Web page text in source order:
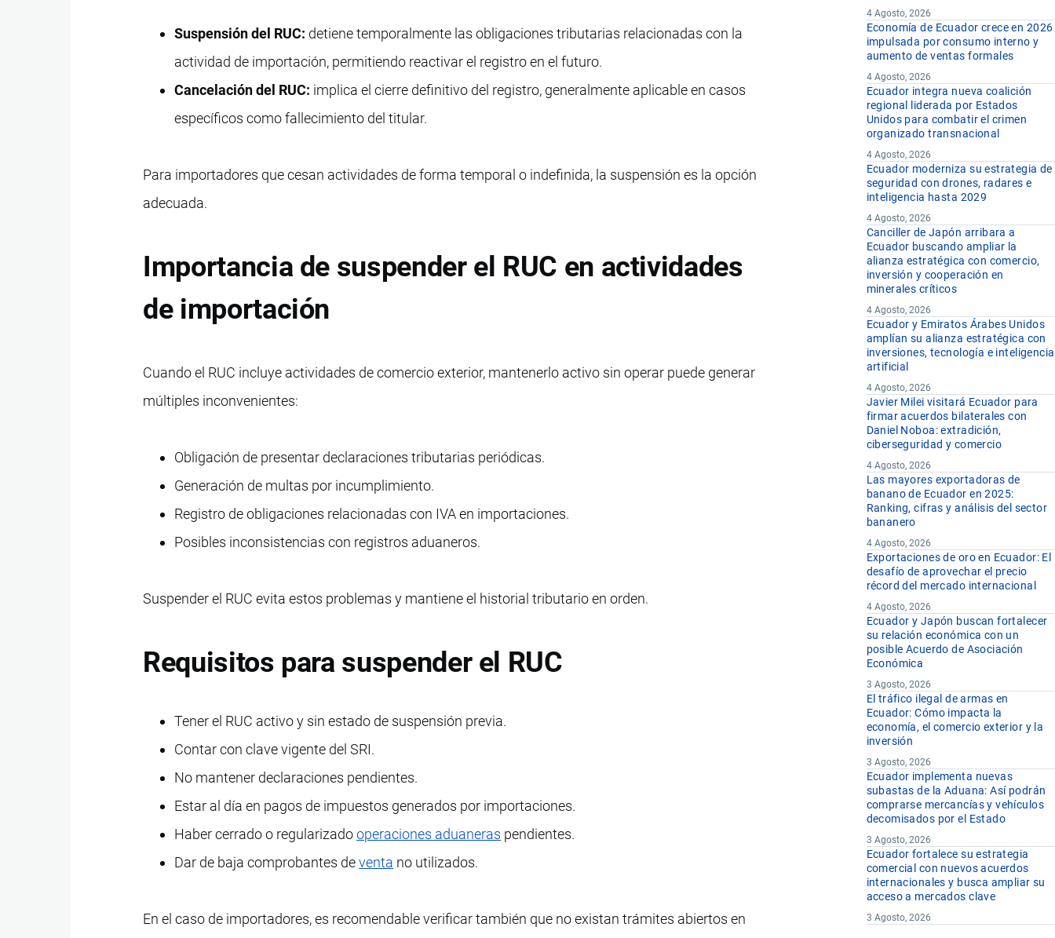
Suspensión del RUC: detiene temporalmente las obligaciones tributarias relacionadas con la
actividad de importación, permitiendo reactivar el registro en el futuro.
Cancelación del RUC: implica el cierre definitivo del registro, generalmente aplicable en casos
específicos como fallecimiento del titular.
Para importadores que cesan actividades de forma temporal o indefinida, la suspensión es la opción
adecuada.
Importancia de suspender el RUC en actividades
de importación
Cuando el RUC incluye actividades de comercio exterior, mantenerlo activo sin operar puede generar
múltiples inconvenientes:
Obligación de presentar declaraciones tributarias periódicas.
Generación de multas por incumplimiento.
Registro de obligaciones relacionadas con IVA en importaciones.
Posibles inconsistencias con registros aduaneros.
Suspender el RUC evita estos problemas y mantiene el historial tributario en orden.
Requisitos para suspender el RUC
Tener el RUC activo y sin estado de suspensión previa.
Contar con clave vigente del SRI.
No mantener declaraciones pendientes.
Estar al día en pagos de impuestos generados por importaciones.
Haber cerrado o regularizadooperaciones aduaneras pendientes.
Dar de baja comprobantes deventa no utilizados.
En el caso de importadores, es recomendable verificar también que no existan trámites abiertos en
4 Agosto, 2026
Economía de Ecuador crece en 2026
impulsada por consumo interno y
aumento de ventas formales
4 Agosto, 2026
Ecuador integra nueva coalición
regional liderada por Estados
Unidos para combatir el crimen
organizado transnacional
4 Agosto, 2026
Ecuador moderniza su estrategia de
seguridad con drones, radares e
inteligencia hasta 2029
4 Agosto, 2026
Canciller de Japón arribara a
Ecuador buscando ampliar la
alianza estratégica con comercio,
inversión y cooperación en
minerales críticos
4 Agosto, 2026
Ecuador y Emiratos Árabes Unidos
amplían su alianza estratégica con
inversiones, tecnología e inteligencia
artificial
4 Agosto, 2026
Javier Milei visitará Ecuador para
firmar acuerdos bilaterales con
Daniel Noboa: extradición,
ciberseguridad y comercio
4 Agosto, 2026
Las mayores exportadoras de
banano de Ecuador en 2025:
Ranking, cifras y análisis del sector
bananero
4 Agosto, 2026
Exportaciones de oro en Ecuador: El
desafío de aprovechar el precio
récord del mercado internacional
4 Agosto, 2026
Ecuador y Japón buscan fortalecer
su relación económica con un
posible Acuerdo de Asociación
Económica
3 Agosto, 2026
El tráfico ilegal de armas en
Ecuador: Cómo impacta la
economía, el comercio exterior y la
inversión
3 Agosto, 2026
Ecuador implementa nuevas
subastas de la Aduana: Así podrán
comprarse mercancías y vehículos
decomisados por el Estado
3 Agosto, 2026
Ecuador fortalece su estrategia
comercial con nuevos acuerdos
internacionales y busca ampliar su
acceso a mercados clave
3 Agosto, 2026